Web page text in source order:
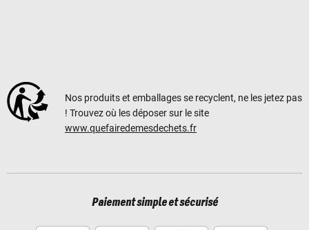
Nos produits et emballages se recyclent, ne les jetez pas
! Trouvez où les déposer sur le site
www.quefairedemesdechets.fr
Paiement simple et sécurisé